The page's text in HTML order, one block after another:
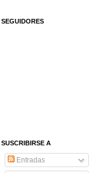
SEGUIDORES
SUSCRIBIRSE A
Entradas